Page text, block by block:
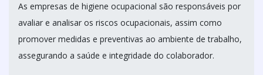
As empresas de higiene ocupacional são responsáveis por
avaliar e analisar os riscos ocupacionais, assim como
promover medidas e preventivas ao ambiente de trabalho,
assegurando a saúde e integridade do colaborador.